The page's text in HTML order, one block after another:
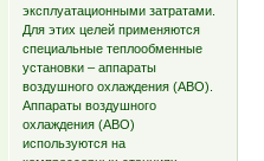
эксплуатационными затратами.
Для этих целей применяются
специальные теплообменные
установки – аппараты
воздушного охлаждения (АВО).
Аппараты воздушного
охлаждения (АВО)
используются на